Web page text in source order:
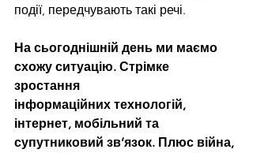
події, передчувають такі речі.
На сьогоднішній день ми маємо
схожу ситуацію. Стрімке
зростання
інформаційних технологій,
інтернет, мобільний та
супутниковий зв’язок. Плюс війна,